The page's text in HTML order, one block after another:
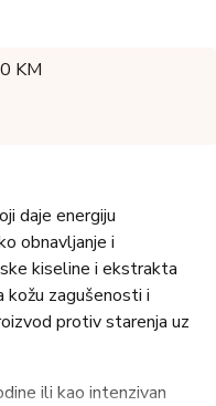
KM
daje energiju
obnavljanje i
kiseline i ekstrakta
zagušenosti i
protiv starenja uz
ili kao intenzivan